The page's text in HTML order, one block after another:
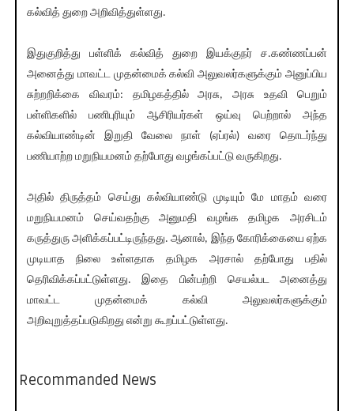
கல்வித் துறை அறிவித்துள்ளது.
இதுகுறித்து பள்ளிக் கல்வித் துறை இயக்குநர் ச.கண்ணப்பன்
அனைத்து மாவட்ட முதன்மைக் கல்வி அலுவலர்களுக்கும் அனுப்பிய
சுற்றறிக்கை விவரம்: தமிழகத்தில் அரசு, அரசு உதவி பெறும்
பள்ளிகளில் பணிபுரியும் ஆசிரியர்கள் ஒய்வு பெற்றால் அந்த
கல்வியாண்டின் இறுதி வேலை நாள் (ஏப்ரல்) வரை தொடர்ந்து
பணியாற்ற மறுநியமனம் தற்போது வழங்கப்பட்டு வருகிறது.
அதில் திருத்தம் செய்து கல்வியாண்டு முடியும் மே மாதம் வரை
மறுநியமனம் செய்வதற்கு அனுமதி வழங்க தமிழக அரசிடம்
கருத்துரு அளிக்கப்பட்டிருந்தது. ஆனால், இந்த கோரிக்கையை ஏற்க
முடியாத நிலை உள்ளதாக தமிழக அரசால் தற்போது பதில்
தெரிவிக்கப்பட்டுள்ளது. இதை பின்பற்றி செயல்பட அனைத்து
மாவட்ட முதன்மைக் கல்வி அலுவலர்களுக்கும்
அறிவுறுத்தப்படுகிறது என்று கூறப்பட்டுள்ளது.
Recommanded News